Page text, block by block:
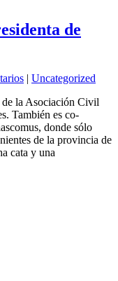
de
| Uncategorized
la Asociación Civil
También es co-
donde sólo
de la provincia de
cata y una